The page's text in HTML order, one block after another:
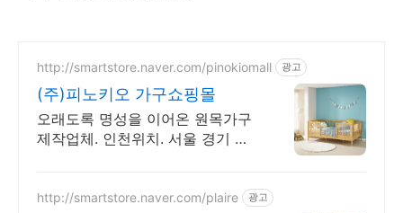
http://smartstore.naver.com/pinokiomall 광고
(주)피노키오 가구쇼핑몰
오래도록 명성을 이어온 원목가구
제작업체. 인천위치. 서울 경기 인
http://smartstore.naver.com/plaire 광고